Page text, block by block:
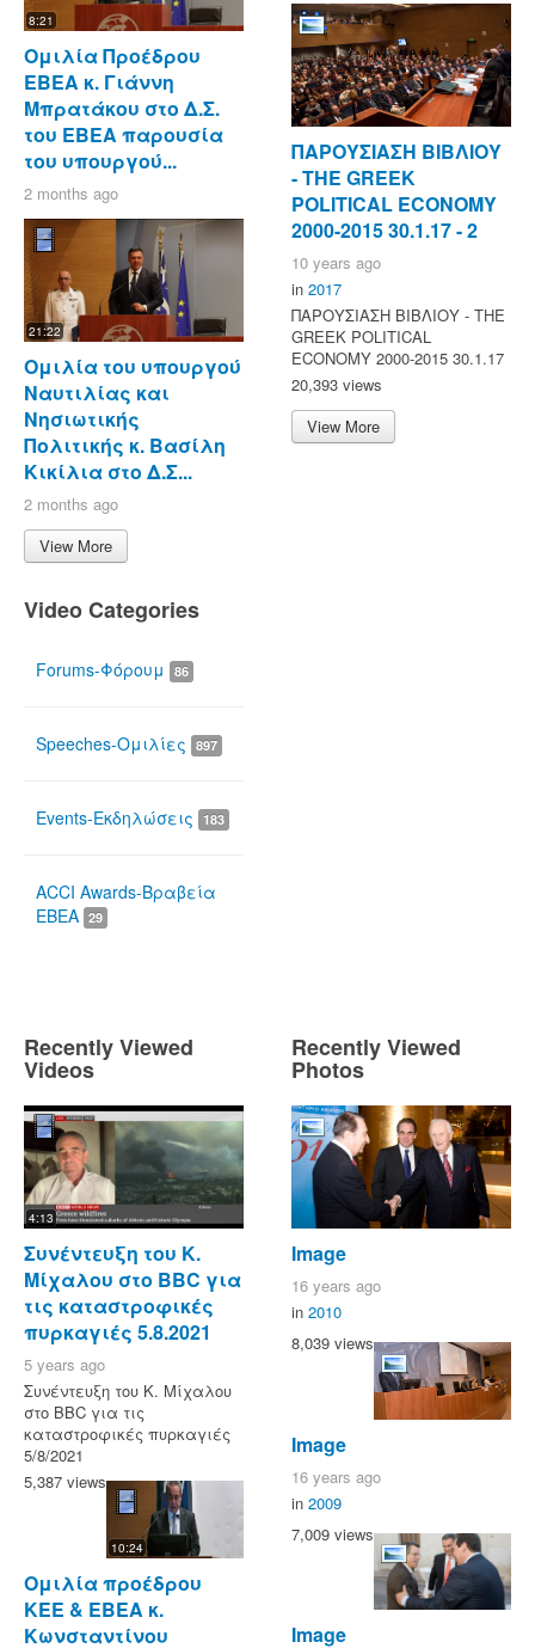
8:21
Ομιλία Προέδρου
ΕΒΕΑ κ. Γιάννη
Μπρατάκου στο Δ.Σ.
του ΕΒΕΑ παρουσία
του υπουργού...
2 months ago
21:22
Ομιλία του υπουργού
Ναυτιλίας και
Νησιωτικής
Πολιτικής κ. Βασίλη
Κικίλια στο Δ.Σ...
2 months ago
View More
Video Categories
Forums-Φόρουμ 86
Speeches-Ομιλίες 897
Events-Εκδηλώσεις 183
ACCI Awards-Βραβεία
ΕΒΕΑ 29
ΠΑΡΟΥΣΙΑΣΗ ΒΙΒΛΙΟΥ
- ΤΗΕ GREEK
POLITICAL ECONOMY
2000-2015 30.1.17 - 2
10 years ago
in 2017
ΠΑΡΟΥΣΙΑΣΗ ΒΙΒΛΙΟΥ - ΤΗΕ
GREEK POLITICAL
ECONOMY 2000-2015 30.1.17
20,393 views
View More
Recently Viewed
Videos
4:13
Συνέντευξη του Κ.
Μίχαλου στο ΒBC για
τις καταστροφικές
πυρκαγιές 5.8.2021
5 years ago
Συνέντευξη του Κ. Μίχαλου
στο ΒBC για τις
καταστροφικές πυρκαγιές
5/8/2021
5,387 views
10:24
Ομιλία προέδρου
ΚΕΕ & ΕΒΕΑ κ.
Κωνσταντίνου
Recently Viewed
Photos
Image
16 years ago
in 2010
8,039 views
Image
16 years ago
in 2009
7,009 views
Image